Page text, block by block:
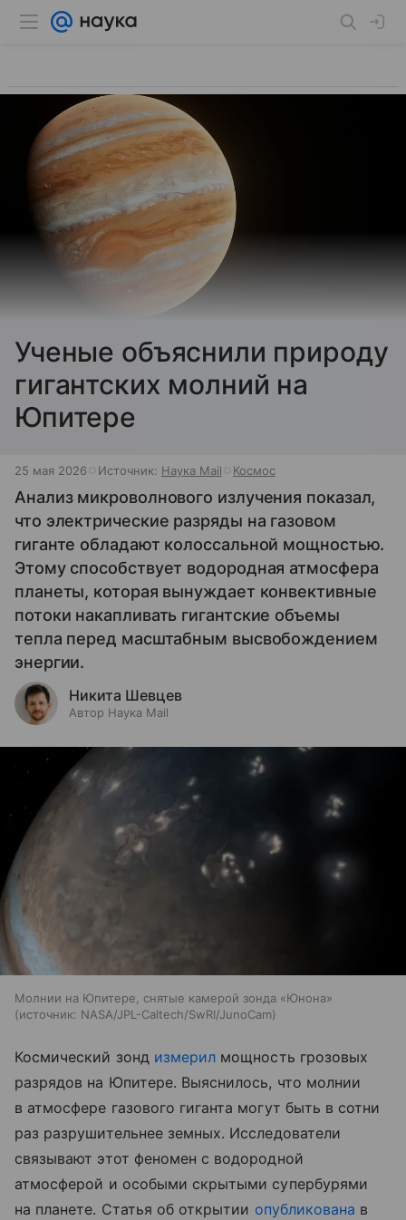
Ученые объяснили природу
гигантских молний на
Юпитере
25 мая 2026 Источник: Наука Mail Космос
Анализ микроволнового излучения показал,
что электрические разряды на газовом
гиганте обладают колоссальной мощностью.
Этому способствует водородная атмосфера
планеты, которая вынуждает конвективные
потоки накапливать гигантские объемы
тепла перед масштабным высвобождением
энергии.
Никита Шевцев
Автор Наука Mail
Молнии на Юпитере, снятые камерой зонда «Юнона»
источник: NASA/JPL-Caltech/SwRI/JunoCam
Космический зонд измерил мощность грозовых
разрядов на Юпитере. Выяснилось, что молнии
в атмосфере газового гиганта могут быть в сотни
раз разрушительнее земных. Исследователи
связывают этот феномен с водородной
атмосферой и особыми скрытыми супербурями
на планете. Статья об открытии опубликована в